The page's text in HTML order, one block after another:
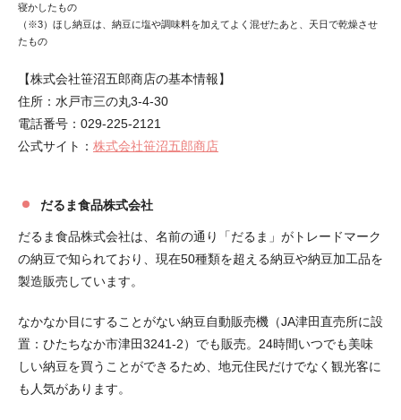
寝かしたもの
（※3）ほし納豆は、納豆に塩や調味料を加えてよく混ぜたあと、天日で乾燥させ
たもの
【株式会社笹沼五郎商店の基本情報】
住所：水戸市三の丸3-4-30
電話番号：029-225-2121
公式サイト： 株式会社笹沼五郎商店
だるま食品株式会社
だるま食品株式会社は、名前の通り「だるま」がトレードマーク
の納豆で知られており、現在50種類を超える納豆や納豆加工品を
製造販売しています。
なかなか目にすることがない納豆自動販売機（JA津田直売所に設
置：ひたちなか市津田3241-2）でも販売。24時間いつでも美味
しい納豆を買うことができるため、地元住民だけでなく観光客に
も人気があります。